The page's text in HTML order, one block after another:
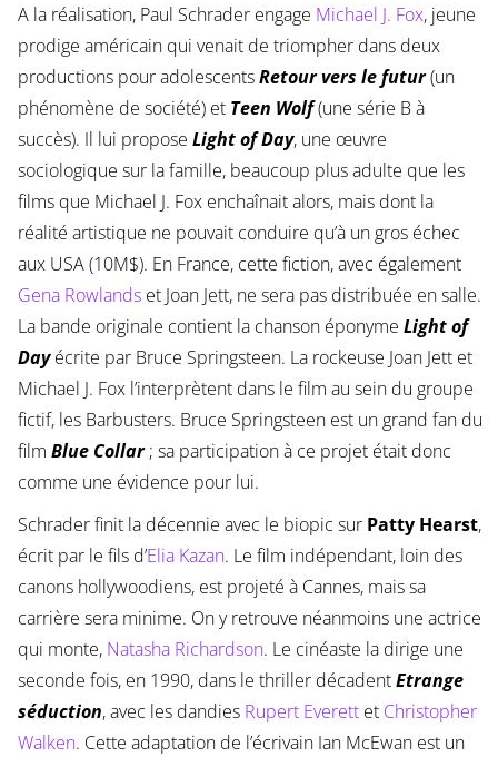
A la réalisation, Paul Schrader engage Michael J. Fox, jeune
prodige américain qui venait de triompher dans deux
productions pour adolescentsRetour vers le futur(un
phénomène de société) et Teen Wolf(une série B à
succès). Il lui propose Light of Day, une œuvre
sociologique sur la famille, beaucoup plus adulte que les
films que Michael J. Fox enchaînait alors, mais dont la
réalité artistique ne pouvait conduire qu’à un gros échec
aux USA (10M$). En France, cette fiction, avec également
Gena Rowlandset Joan Jett, ne sera pas distribuée en salle.
La bande originale contient la chanson éponyme Light of
Day écrite par Bruce Springsteen. La rockeuse Joan Jett et
Michael J. Fox l’interprètent dans le film au sein du groupe
fictif, les Barbusters. Bruce Springsteen est un grand fan du
film Blue Collar; sa participation à ce projet était donc
comme une évidence pour lui.
Schrader finit la décennie avec le biopic sur Patty Hearst,
écrit par le fils d’Elia Kazan. Le film indépendant, loin des
canons hollywoodiens, est projeté à Cannes, mais sa
carrière sera minime. On y retrouve néanmoins une actrice
qui monte, Natasha Richardson. Le cinéaste la dirige une
seconde fois, en 1990, dans le thriller décadentEtrange
séduction, avec les dandies Rupert Everettet Christopher
Walken. Cette adaptation de l’écrivain Ian McEwan est un